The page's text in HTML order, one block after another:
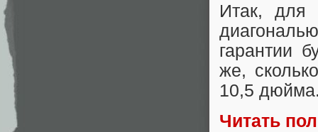
Итак, для
гарантии
же,
10,5
Читать